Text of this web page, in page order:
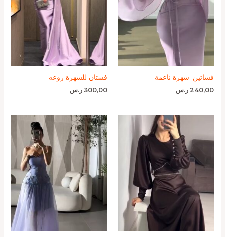
فساتين_سهرة ناعمة
240,00 ر.س
فستان للسهرة روعه
300,00 ر.س